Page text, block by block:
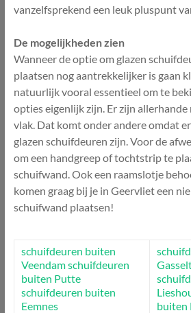
vanzelfsprekend een leuk pluspunt
De mogelijkheden zien
Wanneer de optie om glazen
plaatsen nog aantrekkelijker is gaan
natuurlijk vooral essentieel om te
opties eigenlijk zijn. Er zijn
vlak. Dat komt onder andere omdat
glazen schuifdeuren zijn. Voor de
om een handgreep of tochtstrip te
schuifwand. Ook een raamslotje
komen graag bij je in Geervliet een
schuifwand plaatsen!
schuifdeuren buiten
Veendamschuifdeuren
buiten Putte
schuifdeuren buiten
Eemnes
buiten